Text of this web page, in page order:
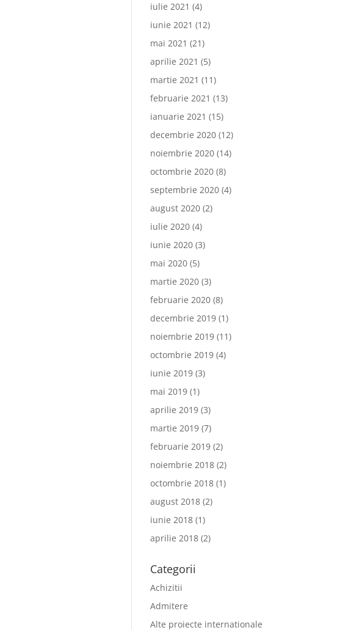
iulie 2021 (4)
iunie 2021 (12)
mai 2021 (21)
aprilie 2021 (5)
martie 2021 (11)
februarie 2021 (13)
ianuarie 2021 (15)
decembrie 2020 (12)
noiembrie 2020 (14)
octombrie 2020 (8)
septembrie 2020 (4)
august 2020 (2)
iulie 2020 (4)
iunie 2020 (3)
mai 2020 (5)
martie 2020 (3)
februarie 2020 (8)
decembrie 2019 (1)
noiembrie 2019 (11)
octombrie 2019 (4)
iunie 2019 (3)
mai 2019 (1)
aprilie 2019 (3)
martie 2019 (7)
februarie 2019 (2)
noiembrie 2018 (2)
octombrie 2018 (1)
august 2018 (2)
iunie 2018 (1)
aprilie 2018 (2)
Categorii
Achizitii
Admitere
Alte proiecte internationale